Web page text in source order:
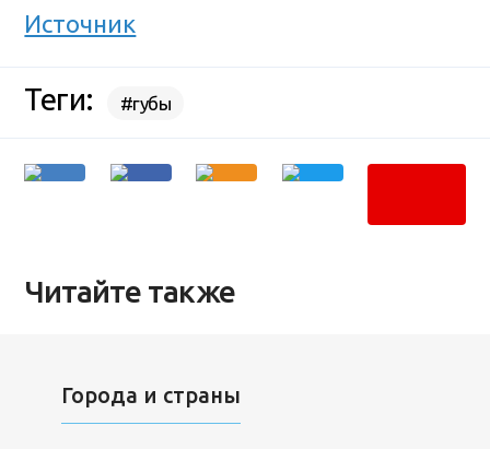
Источник
Теги: #губы
Читайте также
Города и страны